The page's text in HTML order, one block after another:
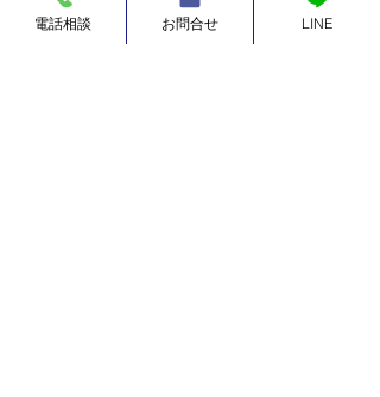
井市、小平市、日野市、東村山市、国
分寺市、国立市、福生市、狛江市、東
電話相談 お問合せ LINE